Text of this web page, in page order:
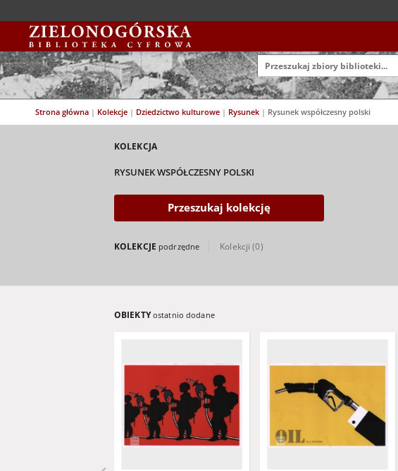
Strona główna | Kolekcje | Dziedzictwo kulturowe | Rysunek | Rysunek współczesny polski
KOLEKCJA
RYSUNEK WSPÓŁCZESNY POLSKI
Przeszukaj kolekcję
KOLEKCJE podrzędne Kolekcji (0)
OBIEKTYostatnio dodane